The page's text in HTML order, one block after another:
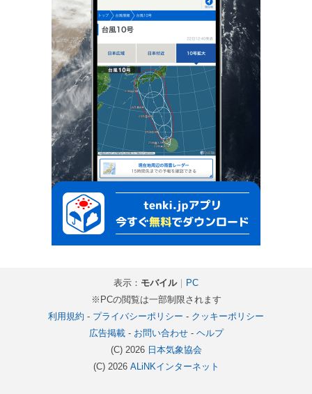
表示： モバイル｜ PC
※PCの閲覧は一部制限されます
利用規約 - プライバシーポリシー - クッキーポリシー
広告掲載- お問い合わせ- ヘルプ
(C) 2026 日本気象協会
(C) 2026 ALiNKインターネット